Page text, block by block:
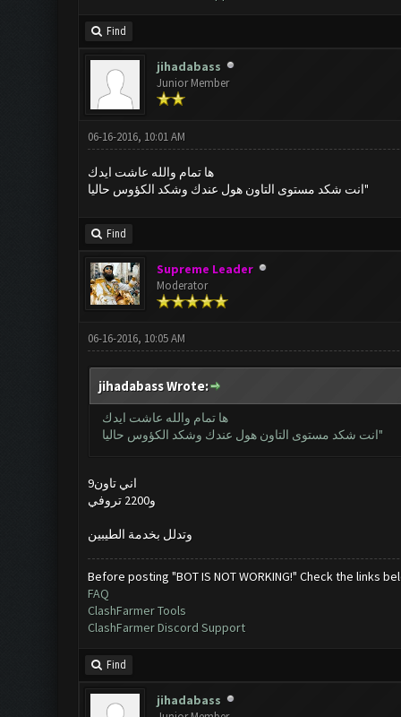
Find
jihadabass
Junior Member
06-16-2016, 10:01 AM
ها تمام والله عاشت ايدك
انت شكد مستوى التاون هول عندك وشكد الكؤوس حاليا"
Find
Supreme Leader
Moderator
06-16-2016, 10:05 AM
jihadabass Wrote:
ها تمام والله عاشت ايدك
انت شكد مستوى التاون هول عندك وشكد الكؤوس حاليا"
اني تاون9
و2200 تروفي
وتدلل بخدمة الطيبين
Before posting "BOT IS NOT WORKING!" Check the links
FAQ
ClashFarmer Tools
ClashFarmer Discord Support
Find
jihadabass